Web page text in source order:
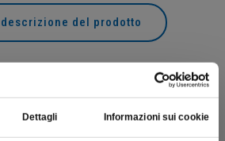
Dettagli Informazioni sui cookie
del prodotto